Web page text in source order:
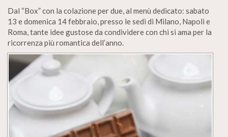
Dal “Box” con la colazione per due, al menù dedicato: sabato
13 e domenica 14 febbraio, presso le sedi di Milano, Napoli e
Roma, tante idee gustose da condividere con chi si ama per la
ricorrenza più romantica dell’anno.